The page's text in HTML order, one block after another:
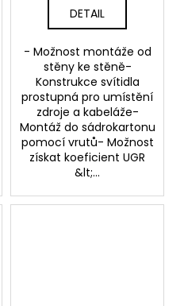
DETAIL
- Možnost montáže od
stěny ke stěně-
Konstrukce svítidla
prostupná pro umístění
zdroje a kabeláže-
Montáž do sádrokartonu
pomocí vrutů- Možnost
získat koeficient UGR
&lt;...